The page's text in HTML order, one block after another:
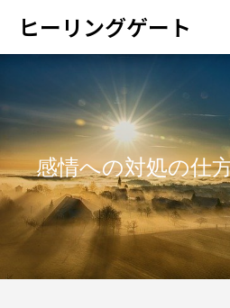
ヒーリングゲート
感情への対処の仕